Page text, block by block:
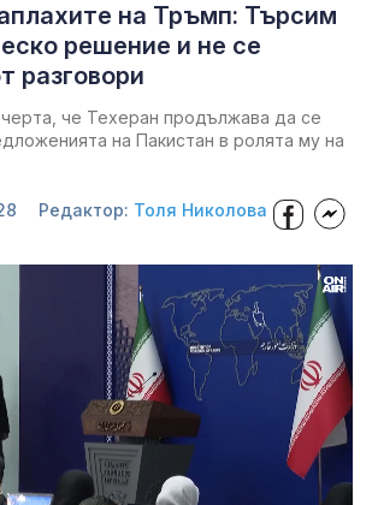
на Тръмп: Търсим
решение и не се
разговори
че Техеран продължава да се
на Пакистан в ролята му на
Редактор: Толя Николова